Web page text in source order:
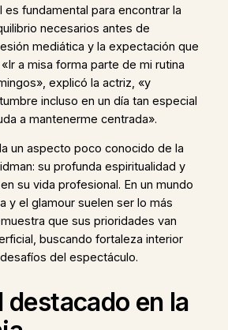
es fundamental para encontrar la
necesarios antes de
mediática y la expectación que
a misa forma parte de mi rutina
explicó la actriz, «y
incluso en un día tan especial
a mantenerme centrada».
un aspecto poco conocido de la
su profunda espiritualidad y
su vida profesional. En un mundo
y el glamour suelen ser lo más
que sus prioridades van
buscando fortaleza interior
del espectáculo.
destacado en la